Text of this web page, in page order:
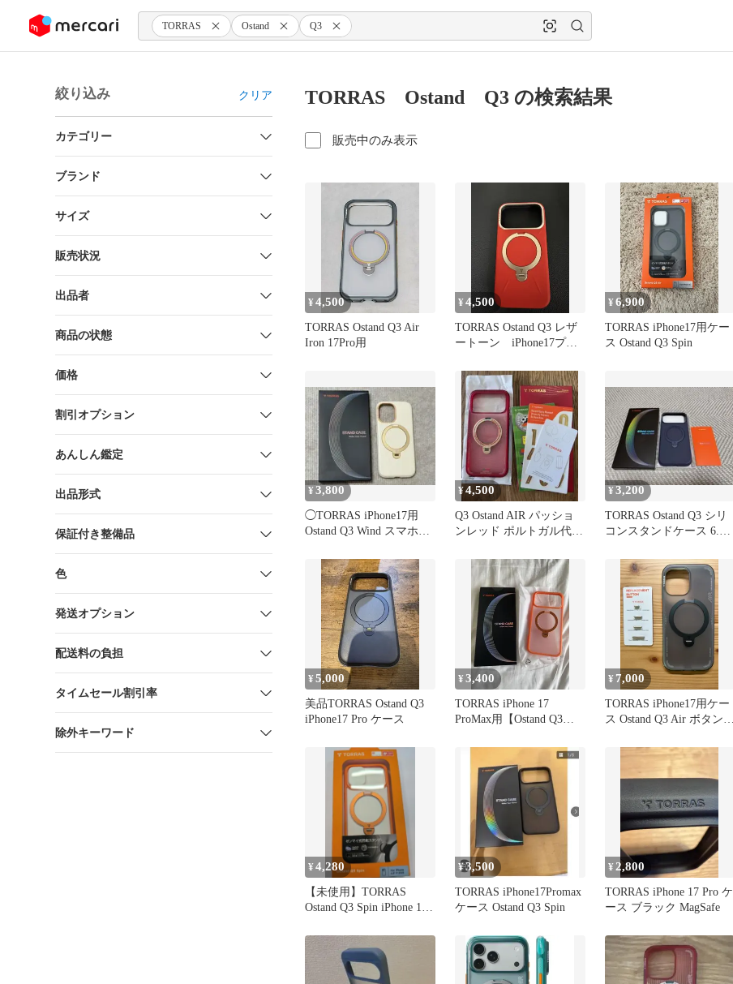
ツにスキップ TORRAS Ostand Q3
絞り込み クリア
カテゴリー
ブランド
サイズ
販売状況
出品者
商品の状態
価格
割引オプション
あんしん鑑定
出品形式
保証付き整備品
色
発送オプション
配送料の負担
タイムセール割引率
除外キーワード
TORRAS Ostand Q3 の検索結果
販売中のみ表示
¥4,500
TORRAS Ostand Q3 Air
Iron 17Pro用
¥4,500
TORRAS Ostand Q3 レザ
ートーン iPhone17プロ
¥6,900
TORRAS iPhone17用ケー
ス Ostand Q3 Spin
¥3,800
◯TORRAS iPhone17用
Ostand Q3 Wind スマホケ
¥4,500
Q3 Ostand AIR パッショ
ンレッド ポルトガル代表
¥3,200
TORRAS Ostand Q3 シリ
コンスタンドケース 6.9
¥5,000
美品TORRAS Ostand Q3
iPhone17 Pro ケース
¥3,400
TORRAS iPhone 17
ProMax用【Ostand Q3
¥ 7,000
TORRAS iPhone17用ケー
ス Ostand Q3 Air ボタン付
¥4,280
【未使用】TORRAS
Ostand Q3 Spin iPhone 17
¥3,500
TORRAS iPhone17Promax
ケース Ostand Q3 Spin
¥ 2,800
TORRAS iPhone 17 Pro ケ
ース ブラック MagSafe